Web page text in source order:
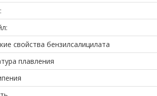
свойства бензилсалицилата
плавления